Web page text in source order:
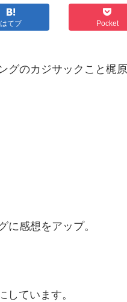
はてブ Pocket
のカジサックこと梶
に感想をアップ。
ています。